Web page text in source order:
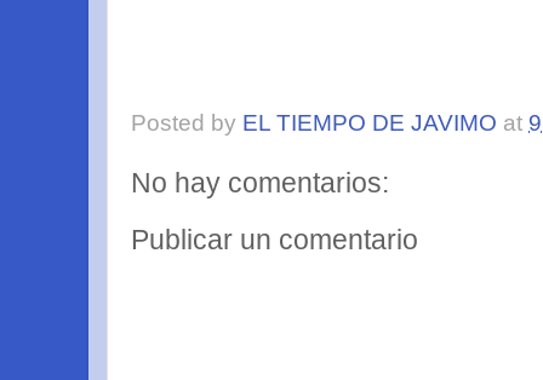
Posted by EL TIEMPO DE JAVIMO at
No hay comentarios:
Publicar un comentario